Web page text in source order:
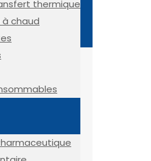
thermique
chaud